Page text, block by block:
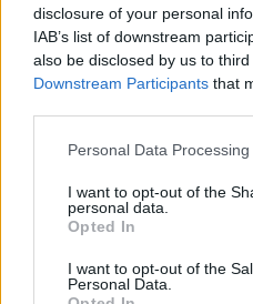
disclosure of your personal
IAB’s list of downstream
also be disclosed by us to
Downstream Participants that
Personal Data
I want to opt-out of the
personal data.
Opted In
I want to opt-out of the
Personal Data.
«Γιατί πραγματικά
μεγάλης ανάπτυξης της
τεχνολογίας είναι ο λαός